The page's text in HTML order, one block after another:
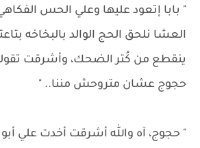
" بابا إتعود عليها وعلي الحس
العشا نلحق الحج الوالد بالبخاخه
ينقطع من كُتر الضحك، وأشرقت
حجوج عشان متروحش مننا.. "
" حجوج، آه والله أشرقت أخدت علي